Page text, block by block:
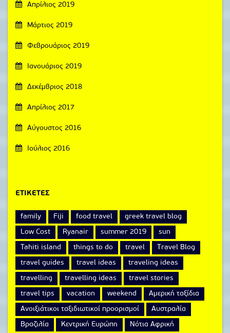
Απρίλιος 2019
Μάρτιος 2019
Φεβρουάριος 2019
Ιανουάριος 2019
Δεκέμβριος 2018
Απρίλιος 2017
Αύγουστος 2016
Ιούλιος 2016
ΕΤΙΚΈΤΕΣ
family Fiji food travel
greek travel blog
Low Cost
Ryanair summer 2019
sun
Tahiti island
things to do travel
Travel Blog
travel guides
travel ideas
traveling ideas
travelling
travelling ideas
travel stories
travel tips
vacation weekend
Αμερική ταξίδια
Ανοιξιάτικοι ταξιδιωτικοί προορισμοί
Αυστραλία
Βραζιλία
Κεντρική Ευρώπη
Νότια Αφρική